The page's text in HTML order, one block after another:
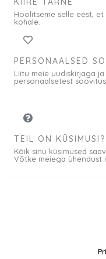
Hoolitseme selle eest,
kohale.
PERSONAALSED
Liitu meie uudiskirjaga ja
personaalsetest
TEIL ON KÜSIMUSI?
Kõik sinu küsimused
Võtke meiega ühendust